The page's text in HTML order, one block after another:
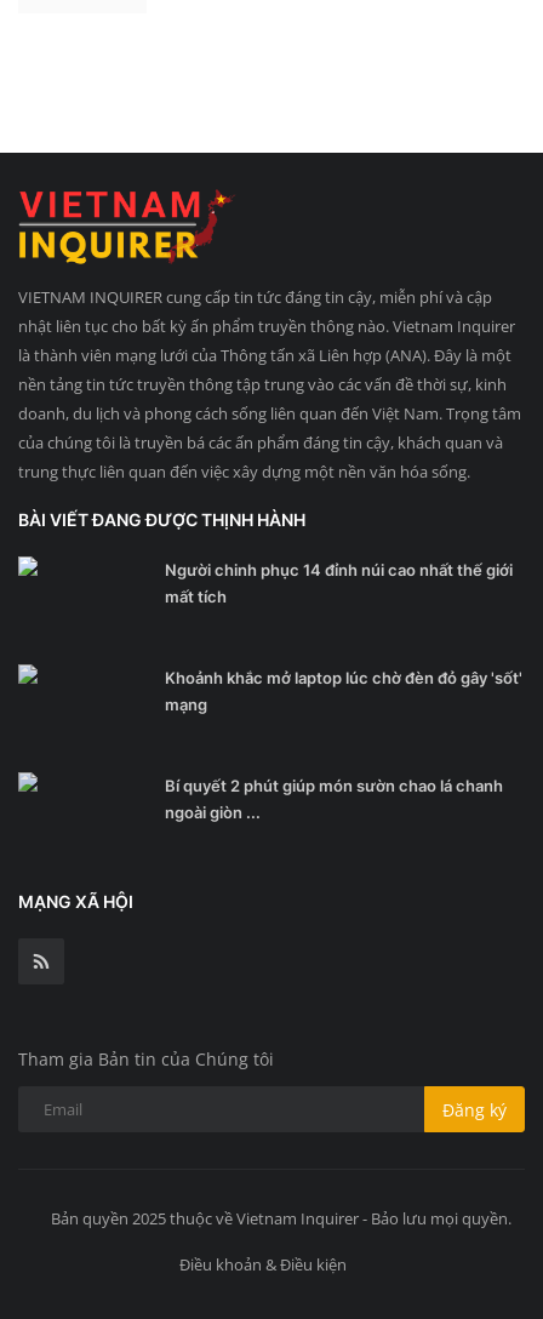
VIETNAM INQUIRER cung cấp tin tức đáng tin cậy, miễn phí và cập
nhật liên tục cho bất kỳ ấn phẩm truyền thông nào. Vietnam Inquirer
là thành viên mạng lưới của Thông tấn xã Liên hợp (ANA). Đây là một
nền tảng tin tức truyền thông tập trung vào các vấn đề thời sự, kinh
doanh, du lịch và phong cách sống liên quan đến Việt Nam. Trọng tâm
của chúng tôi là truyền bá các ấn phẩm đáng tin cậy, khách quan và
trung thực liên quan đến việc xây dựng một nền văn hóa sống.
BÀI VIẾT ĐANG ĐƯỢC THỊNH HÀNH
Người chinh phục 14 đỉnh núi cao nhất thế giới
mất tích
Khoảnh khắc mở laptop lúc chờ đèn đỏ gây 'sốt'
mạng
Bí quyết 2 phút giúp món sườn chao lá chanh
ngoài giòn ...
MẠNG XÃ HỘI
Tham gia Bản tin của Chúng tôi
Đăng ký
Bản quyền 2025 thuộc về Vietnam Inquirer - Bảo lưu mọi quyền.
Điều khoản & Điều kiện